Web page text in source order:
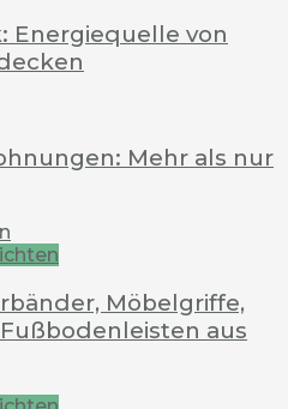
Energiequelle von
Mehr als nur
Möbelgriffe,
aus